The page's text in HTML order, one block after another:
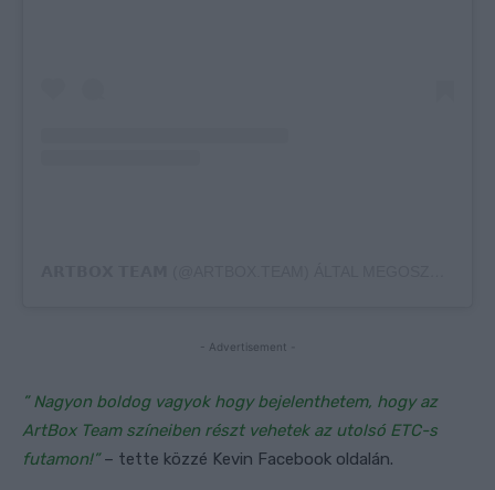
- Advertisement -
” Nagyon boldog vagyok hogy bejelenthetem, hogy az
ArtBox Team színeiben részt vehetek az utolsó ETC-s
futamon!”– tette közzé Kevin Facebook oldalán.